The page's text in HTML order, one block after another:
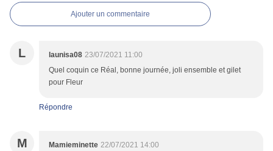
Ajouter un commentaire
L launisa08 23/07/2021 11:00
Quel coquin ce Réal, bonne journée, joli ensemble et gilet
pour Fleur
Répondre
M Mamieminette 22/07/2021 14:00